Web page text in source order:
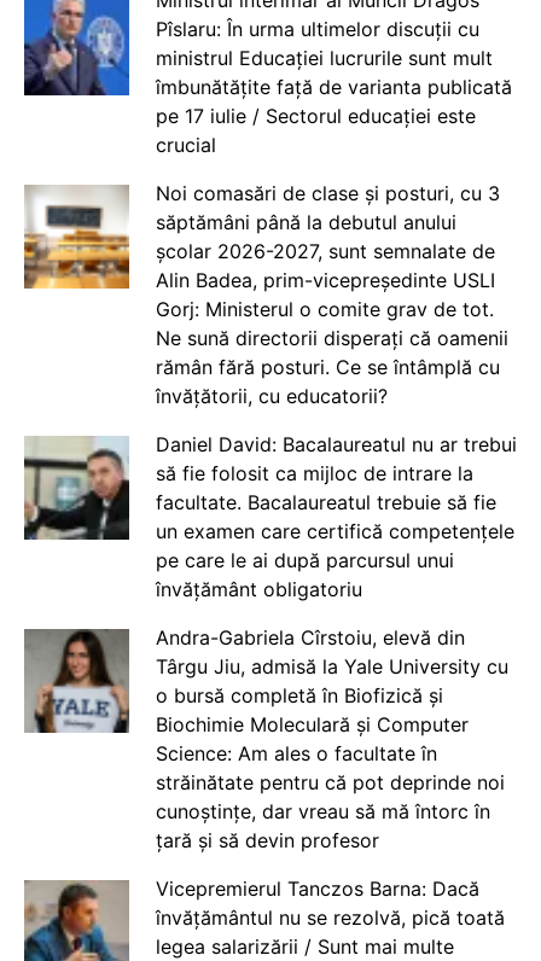
Pîslaru: În urma ultimelor discuții cu
ministrul Educației lucrurile sunt mult
îmbunătățite față de varianta publicată
pe 17 iulie / Sectorul educației este
crucial
Noi comasări de clase și posturi, cu 3
săptămâni până la debutul anului
școlar 2026-2027, sunt semnalate de
Alin Badea, prim-vicepreședinte USLI
Gorj: Ministerul o comite grav de tot.
Ne sună directorii disperați că oamenii
rămân fără posturi. Ce se întâmplă cu
învățătorii, cu educatorii?
Daniel David: Bacalaureatul nu ar trebui
să fie folosit ca mijloc de intrare la
facultate. Bacalaureatul trebuie să fie
un examen care certifică competențele
pe care le ai după parcursul unui
învățământ obligatoriu
Andra-Gabriela Cîrstoiu, elevă din
Târgu Jiu, admisă la Yale University cu
o bursă completă în Biofizică și
Biochimie Moleculară și Computer
Science: Am ales o facultate în
străinătate pentru că pot deprinde noi
cunoștințe, dar vreau să mă întorc în
țară și să devin profesor
Vicepremierul Tanczos Barna: Dacă
învățământul nu se rezolvă, pică toată
legea salarizării / Sunt mai multe